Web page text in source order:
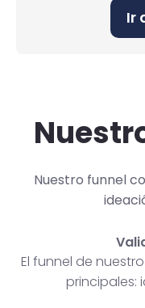
Ir
Nuestro funnel
El funnel de
principales: